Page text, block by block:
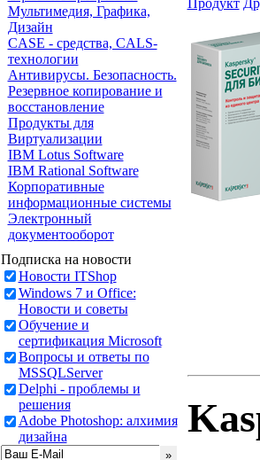
Мультимедия, Графика,
Дизайн
CASE - средства, CALS-
технологии
Антивирусы. Безопасность.
Резервное копирование и
восстановление
Продукты для
Виртуализации
IBM Lotus Software
IBM Rational Software
Корпоративные
информационные системы
Электронный
документооборот
Подписка на новости
Новости ITShop
Windows 7 и Office:
Новости и советы
Обучение и
сертификация Microsoft
Вопросы и ответы по
MSSQLServer
Delphi - проблемы и
решения
Adobe Photoshop: алхимия
дизайна
Продукт